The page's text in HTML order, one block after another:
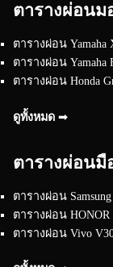
ตารางผ่อนม
ตารางผ่อน Yamaha
ตารางผ่อน Yamaha
ตารางผ่อน Honda
ดูทั้งหมด ➟
ตารางผ่อนมื
ตารางผ่อน
ตารางผ่อน
ตารางผ่อน Vivo